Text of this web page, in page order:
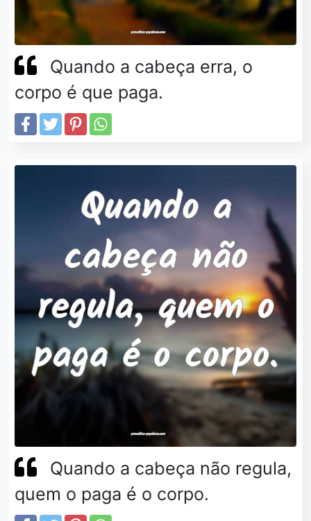
Quando a cabeça erra, o
corpo é que paga.
Quando a cabeça não regula,
quem o paga é o corpo.